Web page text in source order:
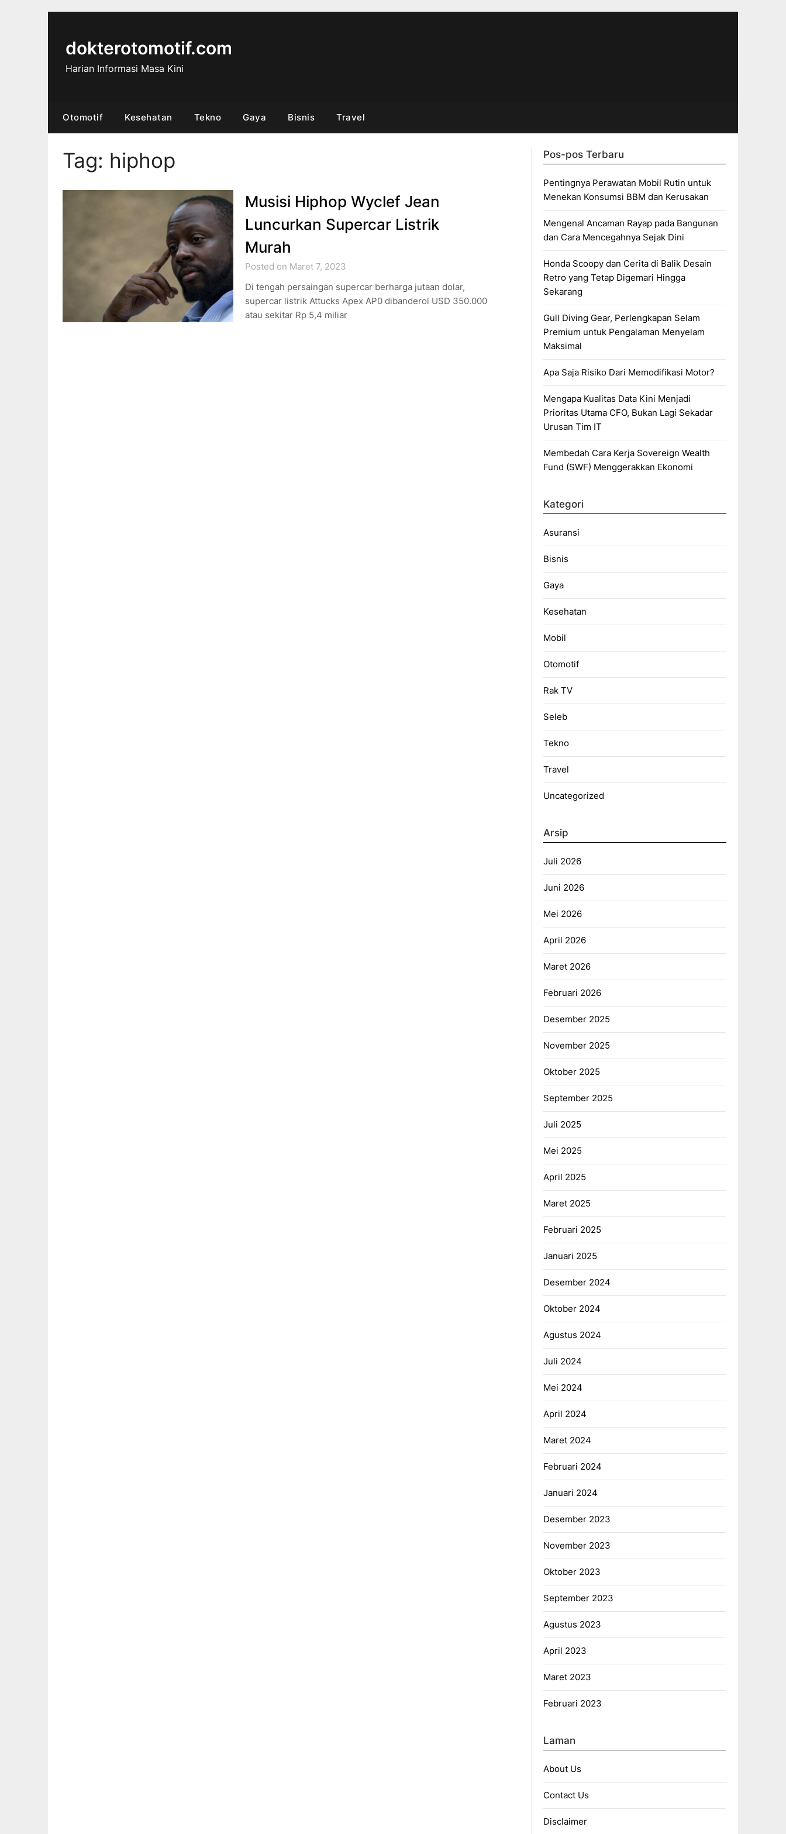
dokterotomotif.com
Harian Informasi Masa Kini
Otomotif Kesehatan Tekno Gaya Bisnis Travel
Tag: hiphop
Musisi Hiphop Wyclef Jean
Luncurkan Supercar Listrik
Murah
Posted on Maret 7, 2023
Di tengah persaingan supercar berharga jutaan dolar,
supercar listrik Attucks Apex AP0 dibanderol USD 350.000
atau sekitar Rp 5,4 miliar
Pos-pos Terbaru
Pentingnya Perawatan Mobil Rutin untuk
Menekan Konsumsi BBM dan Kerusakan
Mengenal Ancaman Rayap pada Bangunan
dan Cara Mencegahnya Sejak Dini
Honda Scoopy dan Cerita di Balik Desain
Retro yang Tetap Digemari Hingga
Sekarang
Gull Diving Gear, Perlengkapan Selam
Premium untuk Pengalaman Menyelam
Maksimal
Apa Saja Risiko Dari Memodifikasi Motor?
Mengapa Kualitas Data Kini Menjadi
Prioritas Utama CFO, Bukan Lagi Sekadar
Urusan Tim IT
Membedah Cara Kerja Sovereign Wealth
Fund (SWF) Menggerakkan Ekonomi
Kategori
Asuransi
Bisnis
Gaya
Kesehatan
Mobil
Otomotif
Rak TV
Seleb
Tekno
Travel
Uncategorized
Arsip
Juli 2026
Juni 2026
Mei 2026
April 2026
Maret 2026
Februari 2026
Desember 2025
November 2025
Oktober 2025
September 2025
Juli 2025
Mei 2025
April 2025
Maret 2025
Februari 2025
Januari 2025
Desember 2024
Oktober 2024
Agustus 2024
Juli 2024
Mei 2024
April 2024
Maret 2024
Februari 2024
Januari 2024
Desember 2023
November 2023
Oktober 2023
September 2023
Agustus 2023
April 2023
Maret 2023
Februari 2023
Laman
About Us
Contact Us
Disclaimer